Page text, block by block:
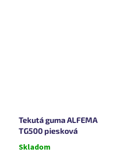
Tekutá guma ALFEMA
TG500 piesková
Skladom